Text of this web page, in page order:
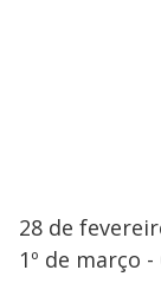
28 de
1º de março